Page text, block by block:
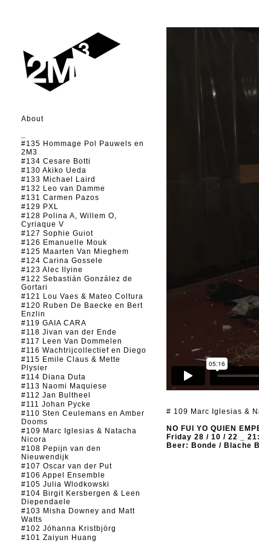
About
#135 Hommage Pol Pauwels en
2M3
#134 Cesare Botti
#130 Akiko Ueda
#133 Michael Laird
#132 Leo van Damme
#131 Carmen Pazos
#129 PXL
#128 Polina A, Willem O,
Cyriaque V
#127 Sophie Guiot
#126 Emanuelle Mouk
#125 Maarten Van Mieghem
#124 Carina Gossele
#123 Alec Ilyine
#122 Sebastián González de
Gortari
#121 Lou Vaes & Mateo Coltura
#120 Ruben De Baecke en Bert
Enzlin
#119 GAIA CARA
#118 Jivan van der Ende
#117 Leen Van Dommelen
#116 Wachtrijcollectief en Diego
#115 Emile Claus & Mette
Plysier
#114 Diana Duta
#113 Naomi Maquiese
#112 Jan Bultheel
#111 Johan Pycke
#110 Sten Ceulemans en Amber
Dooms
#109 Marc Iglesias & Natacha
Nicora
#108 Pepijn van den
Nieuwendijk
#107 Oscar van der Put
#106 Appel Ensemble
#105 Julia Wlodkowski
#104 Birgit Kersbergen & Leen
Diependaele
#103 Misha Downey and Matt
Watts
#102 Jóhanna Kristbjörg
#101 Zaiyun Huang
# 109 Marc Iglesias &
NO FUI YO QUIEN
Friday 28 / 10 / 22 _
Beer: Bonde / Blache